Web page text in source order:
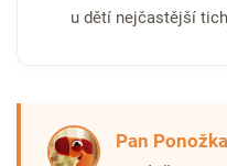
u dětí nejčastější
Pan